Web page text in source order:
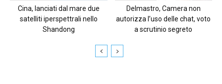
Cina, lanciati dal mare due
satelliti iperspettrali nello
Shandong
Delmastro, Camera non
autorizza l’uso delle chat, voto
a scrutinio segreto